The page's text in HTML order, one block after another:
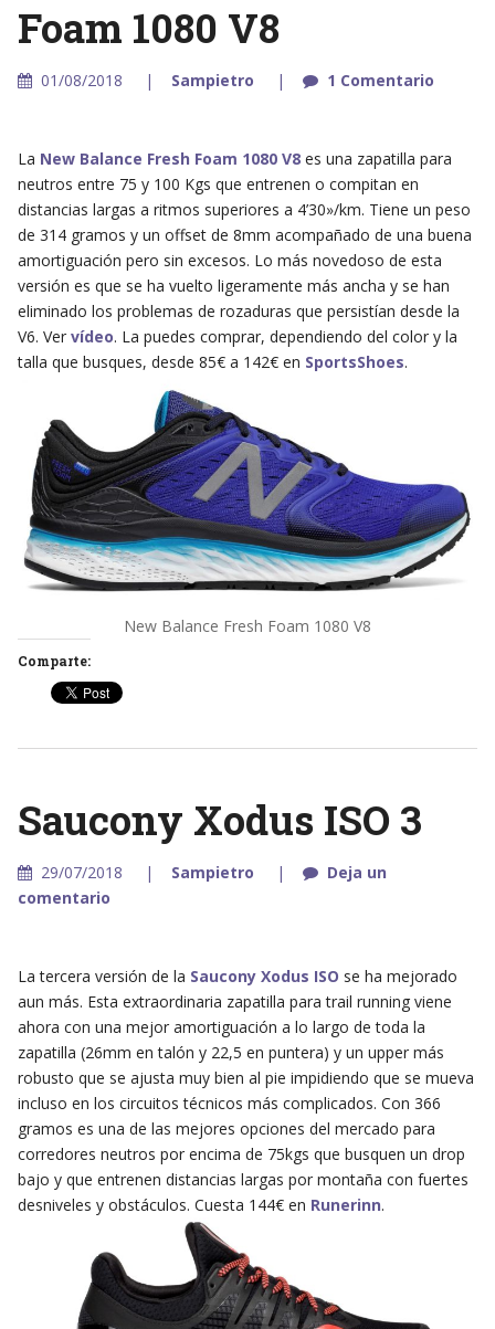
Foam 1080 V8
01/08/2018 Sampietro 1 Comentario
La New Balance Fresh Foam 1080 V8es una zapatilla para
neutros entre 75 y 100 Kgs que entrenen o compitan en
distancias largas a ritmos superiores a 4’30»/km. Tiene un peso
de 314 gramos y un offset de 8mm acompañado de una buena
amortiguación pero sin excesos. Lo más novedoso de esta
versión es que se ha vuelto ligeramente más ancha y se han
eliminado los problemas de rozaduras que persistían desde la
V6. Ver vídeo. La puedes comprar, dependiendo del color y la
talla que busques, desde 85€ a 142€ en SportsShoes.
New Balance Fresh Foam 1080 V8
Comparte:
Saucony Xodus ISO 3
29/07/2018 Sampietro
Deja un
comentario
La tercera versión de la Saucony Xodus ISO se ha mejorado
aun más. Esta extraordinaria zapatilla para trail running viene
ahora con una mejor amortiguación a lo largo de toda la
zapatilla (26mm en talón y 22,5 en puntera) y un upper más
robusto que se ajusta muy bien al pie impidiendo que se mueva
incluso en los circuitos técnicos más complicados. Con 366
gramos es una de las mejores opciones del mercado para
corredores neutros por encima de 75kgs que busquen un drop
bajo y que entrenen distancias largas por montaña con fuertes
desniveles y obstáculos. Cuesta 144€ en Runerinn.